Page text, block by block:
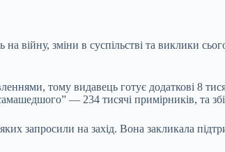
війну, зміни в суспільстві та виклики
тому видавець готує додаткові 8
— 234 тисячі примірників, та
запросили на захід. Вона закликала